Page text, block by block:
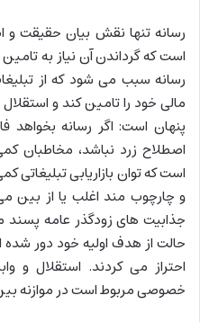
رسانه تنها نقش بیان حقیقت و
است که گرداندن آن نیاز به
رسانه سبب می شود که از
مالی خود را تامین کند و
پنهان است: اگر رسانه بخواهد
اصطلاح زرد نباشد، مخاطبان
است که توان بازاریابی
و چارچوب مند اغلب یا از بین
جذابیت های زودگذر عامه پسند
حالت از هدف اولیه خود دور
احتراز می کردند. استقلال و
خصوصی مربوط است در موازنه